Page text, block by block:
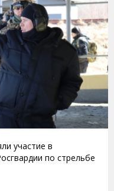
участие в
по стрельбе